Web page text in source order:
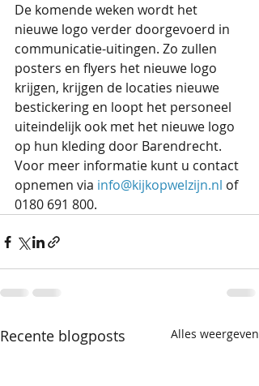
De komende weken wordt het
nieuwe logo verder doorgevoerd in
communicatie-uitingen. Zo zullen
posters en flyers het nieuwe logo
krijgen, krijgen de locaties nieuwe
bestickering en loopt het personeel
uiteindelijk ook met het nieuwe logo
op hun kleding door Barendrecht.
Voor meer informatie kunt u contact
opnemen via info@kijkopwelzijn.nl of
0180 691 800.
Recente blogposts Alles weergeven